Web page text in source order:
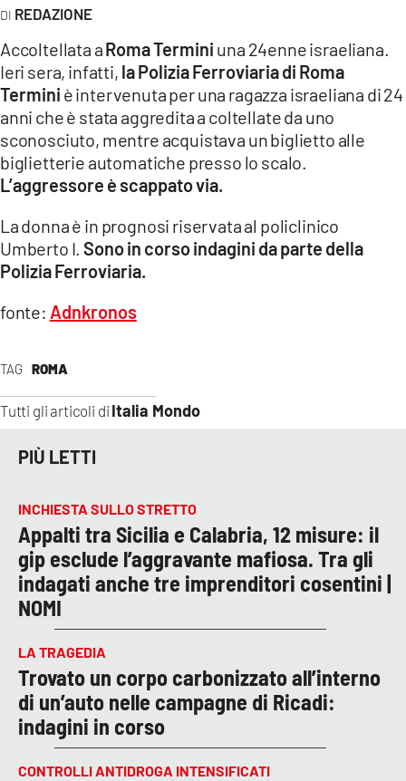
LACONAIR.IT
LACITYMAG.IT
ILREGGINO.IT
COSENZACHANNEL.IT
ILVIBONESE.IT
CATANZAROCHANNEL.IT
LACAPITALENEWS.IT
App
REDAZIONE
TAG ROMA
Tutti gli articoli di Italia Mondo
Accoltellata aRoma Termini una 24enne israeliana.
Ieri sera, infatti, la Polizia Ferroviaria di Roma
Termini è intervenuta per una ragazza israeliana di 24
anni che è stata aggredita a coltellate da uno
sconosciuto, mentre acquistava un biglietto alle
biglietterie automatiche presso lo scalo.
L’aggressore è scappato via.
La donna è in prognosi riservata al policlinico
Umberto I.Sono in corso indagini da parte della
Polizia Ferroviaria.
fonte: Adnkronos
PIÙ LETTI
INCHIESTA SULLO STRETTO
Appalti tra Sicilia e Calabria, 12 misure: il
gip esclude l’aggravante mafiosa. Tra gli
indagati anche tre imprenditori cosentini |
NOMI
LA TRAGEDIA
Trovato un corpo carbonizzato all’interno
di un’auto nelle campagne di Ricadi:
indagini in corso
CONTROLLI ANTIDROGA INTENSIFICATI